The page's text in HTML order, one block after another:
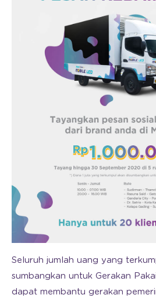
Seluruh jumlah uang yang
sumbangkan untuk Gerakan
dapat membantu gerakan